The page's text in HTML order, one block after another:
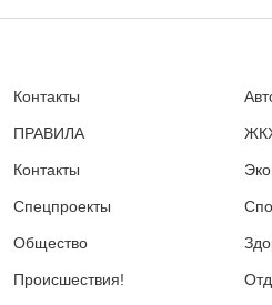
Контакты
ПРАВИЛА
Контакты
Спецпроекты
Общество
Происшествия!